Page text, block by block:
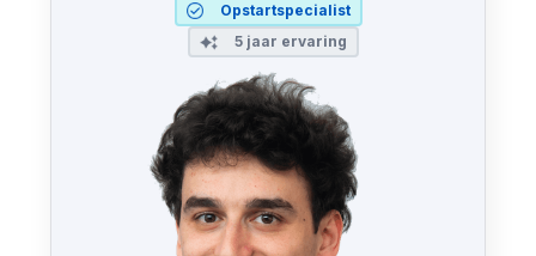
Opstartspecialist
5 jaar ervaring